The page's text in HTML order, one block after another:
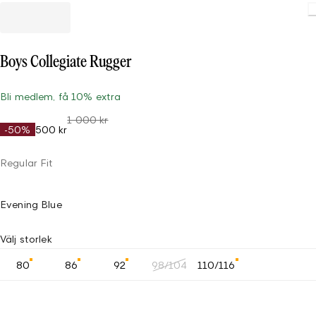
Boys Collegiate Rugger
Bli medlem, få 10% extra
-50% 500 kr
1 000 kr
Regular Fit
Evening Blue
Välj storlek
80 86 92 98/104 110/116